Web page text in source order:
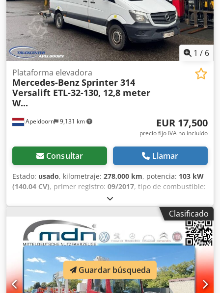
1 / 6
Apeldoorn 9,131 km
Plataforma elevadora
Mercedes-BenzSprinter 314
Versalift ETL-32-130, 12,8 meter
W...
EUR 17,500
precio fijo IVA no incluído
Consultar Llamar
Estado: usado, kilometraje: 278,000 km, potencia: 103 kW
(140.04 CV), primer registro: 09/2017, tipo de combustible:
, color:
mecánico, clase de emisión:Euro 6, Año de fabricación:
, Equipamiento:
, = Opciones y accesorios
adicionales = Otros - Radio Chsdozgub Hspfx Aidja Otros -
Puerta lateral corrediza a la derecha - Inmovilizador
antirrobo = Notas = Mercedes Sprinter 314, 2017, 278.000
km Euro 6, Caja de cambios manual, Plataforma elevadora
Versalift ETL-32-130, 12,8 metros de altura de trabajo =
Información adicional = Peso máximo autorizado: 3.500 kg
Marca de la plataforma: Versalift = Información de la
Clasificado
Guardar búsqueda